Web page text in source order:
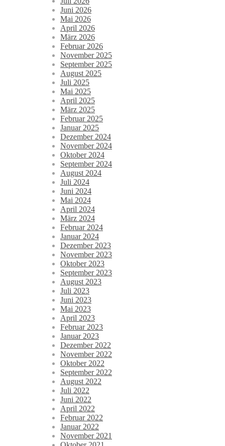
Juni 2026
Mai 2026
April 2026
März 2026
Februar 2026
November 2025
September 2025
August 2025
Juli 2025
Mai 2025
April 2025
März 2025
Februar 2025
Januar 2025
Dezember 2024
November 2024
Oktober 2024
September 2024
August 2024
Juli 2024
Juni 2024
Mai 2024
April 2024
März 2024
Februar 2024
Januar 2024
Dezember 2023
November 2023
Oktober 2023
September 2023
August 2023
Juli 2023
Juni 2023
Mai 2023
April 2023
Februar 2023
Januar 2023
Dezember 2022
November 2022
Oktober 2022
September 2022
August 2022
Juli 2022
Juni 2022
April 2022
Februar 2022
Januar 2022
November 2021